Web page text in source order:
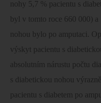
nohy 5,7 % pacientu s
byl v tomto roce 660 000) a
nohou bylo po amputaci.
výskyt pacientu s
absolutním nárustu počtu
s diabetickou nohou
pacientu s diabetem po